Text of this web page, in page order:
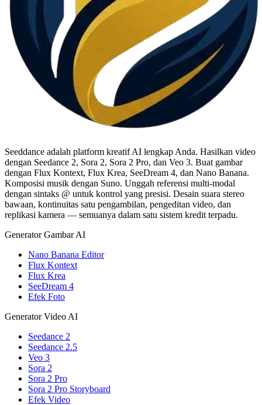
Seeddance adalah platform kreatif AI lengkap Anda. Hasilkan video
dengan Seedance 2, Sora 2, Sora 2 Pro, dan Veo 3. Buat gambar
dengan Flux Kontext, Flux Krea, SeeDream 4, dan Nano Banana.
Komposisi musik dengan Suno. Unggah referensi multi-modal
dengan sintaks @ untuk kontrol yang presisi. Desain suara stereo
bawaan, kontinuitas satu pengambilan, pengeditan video, dan
replikasi kamera — semuanya dalam satu sistem kredit terpadu.
Generator Gambar AI
Nano Banana Editor
Flux Kontext
Flux Krea
SeeDream 4
Efek Foto
Generator Video AI
Seedance 2
Seedance 2.5
Veo 3
Sora 2
Sora 2 Pro
Sora 2 Pro Storyboard
Efek Video